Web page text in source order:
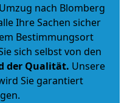
nach Blomberg
Ihre Sachen sicher
Bestimmungsort
sich selbst von den
der Qualität. Unsere
Sie garantiert